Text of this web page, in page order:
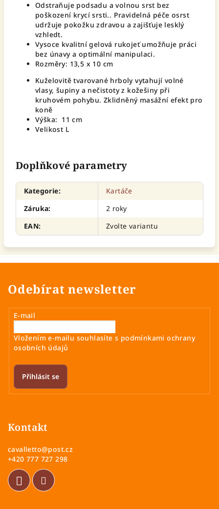
Odstraňuje podsadu a volnou srst bez
poškození krycí srsti.. Pravidelná péče osrst
udržuje pokožku zdravou a zajišťuje lesklý
vzhledt.
Vysoce kvalitní gelová rukojeť umožňuje práci
bez únavy a optimální manipulaci.
Rozměry: 13,5 x 10 cm
Kuželovitě tvarované hrboly vytahují volné
vlasy, šupiny a nečistoty z kožešiny při
kruhovém pohybu. Zklidněný masážní efekt pro
koně
Výška: 11 cm
Velikost L
Doplňkové parametry
Kategorie:
Kartáče
Záruka:
2 roky
EAN: Zvolte variantu
Odebírat newsletter
E-mail
Vložením e-mailu souhlasíte s podmínkami ochrany
osobních údajů
Přihlásit se
Kontakt
cavalletto@post.cz
+420 777 727 298